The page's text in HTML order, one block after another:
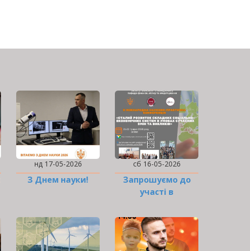
нд 17-05-2026
З Днем науки!
сб 16-05-2026
Запрошуємо до
участі в